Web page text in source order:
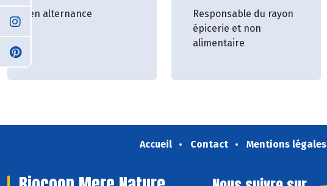
en alternance
Responsable du rayon
épicerie et non
alimentaire
Accueil Contact Mentions légales